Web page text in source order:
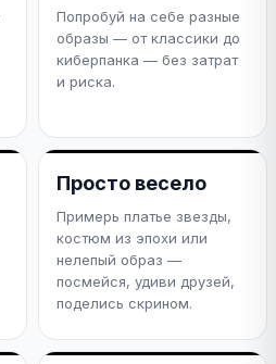
Попробуй на себе разные
образы — от классики до
киберпанка — без затрат
и риска.
Просто весело
Примерь платье звезды,
костюм из эпохи или
нелепый образ —
посмейся, удиви друзей,
поделись скрином.